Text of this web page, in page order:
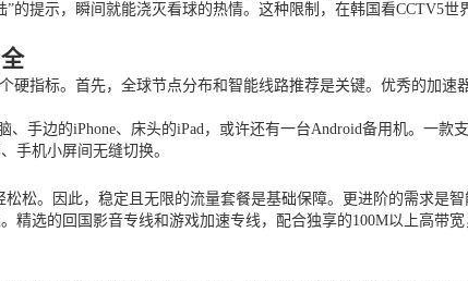
的提示，瞬间就能浇灭看球的热情。这种限制，在韩国看CCTV5
硬指标。首先，全球节点分布和智能线路推荐是关键。优秀的加
手边的iPhone、床头的iPad，或许还有一台Android备用机。一款
手机小屏间无缝切换。
松。因此，稳定且无限的流量套餐是基础保障。更进阶的需求
选的回国影音专线和游戏加速专线，配合独享的100M以上高带